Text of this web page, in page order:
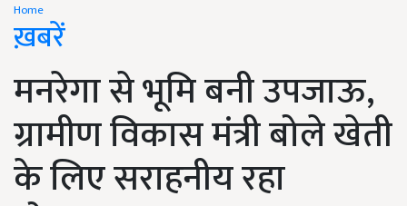
Home
ख़बरें
मनरेगा से भूमि बनी उपजाऊ,
ग्रामीण विकास मंत्री बोले खेती
के लिए सराहनीय रहा